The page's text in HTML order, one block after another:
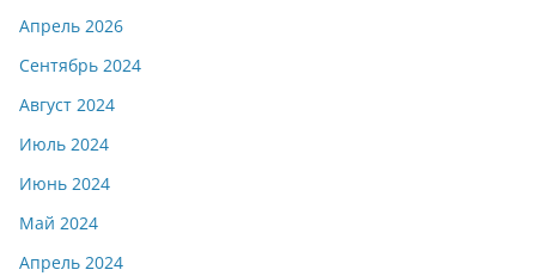
Апрель 2026
Сентябрь 2024
Август 2024
Июль 2024
Июнь 2024
Май 2024
Апрель 2024